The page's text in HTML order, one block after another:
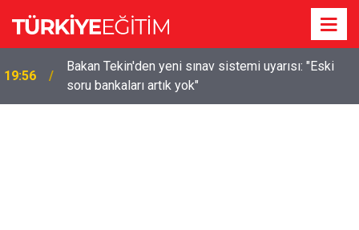
19:56
Bakan Tekin'den yeni sınav sistemi uyarısı: "Eski
soru bankaları artık yok"